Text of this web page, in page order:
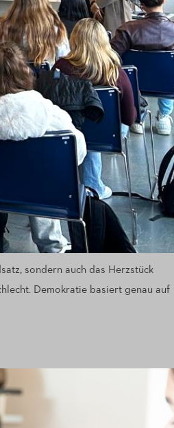
sondern auch das Herzstück
Demokratie basiert genau auf